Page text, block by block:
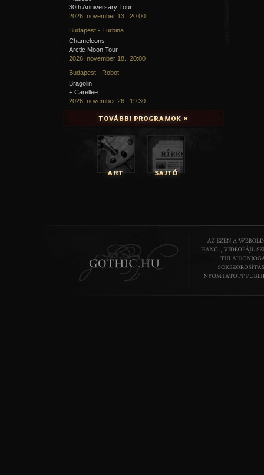
30th Anniversary Tour
2026. november 13., 20:00
Budapest - Turbina
Chameleons
Arctic Moon Tour
2026. november 18., 20:00
Budapest - Robot
Bragolin
+ Carellee
2026. november 26., 19:30